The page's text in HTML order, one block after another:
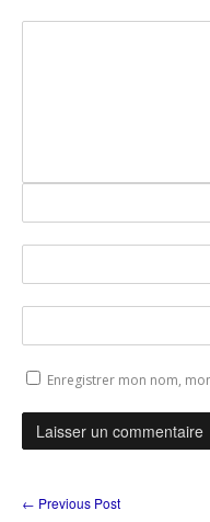
Enregistrer mon nom,
← Previous Post